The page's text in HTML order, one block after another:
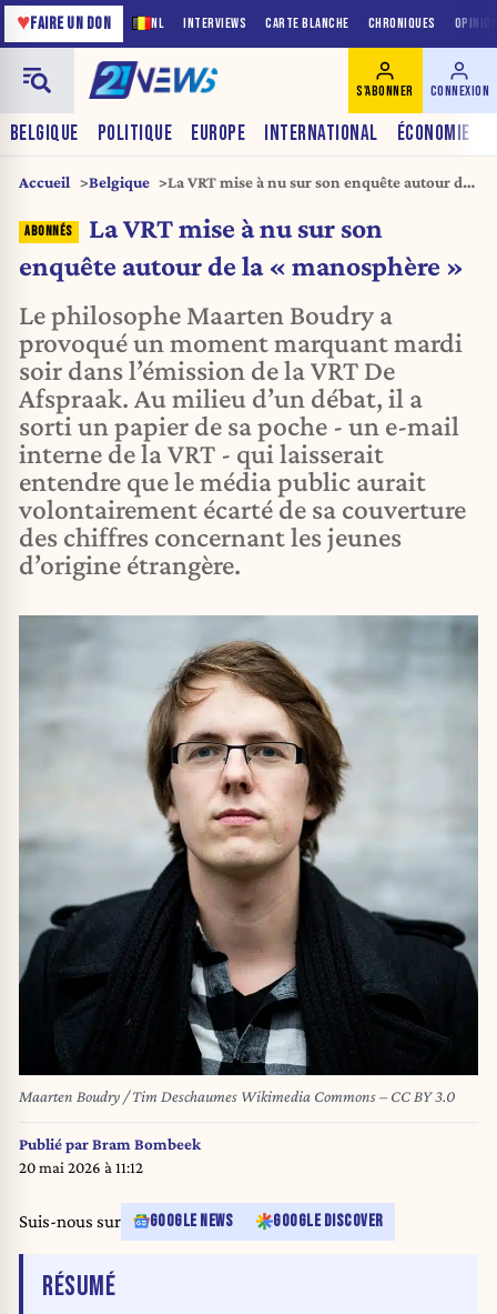
NL INTERVIEWS CARTE BLANCHE CHRONIQUES
♥FAIRE UN DON
BELGIQUE POLITIQUE EUROPE INTERNATIONAL ÉCONOMIE
S'ABONNER CONNEXION
Accueil Belgique
La VRT mise à nu sur son enquête autour de
La VRT mise à nu sur son
enquête autour de la « manosphère »
Le philosophe Maarten Boudry a
provoqué un moment marquant mardi
soir dans l’émission de la VRT De
Afspraak. Au milieu d’un débat, il a
sorti un papier de sa poche - un e-mail
interne de la VRT - qui laisserait
entendre que le média public aurait
volontairement écarté de sa couverture
des chiffres concernant les jeunes
d’origine étrangère.
Maarten Boudry / Tim Deschaumes Wikimedia Commons – CC BY 3.0
Publié parBram Bombeek
20 mai 2026 à 11:12
Suis-nous sur GOOGLE NEWS GOOGLE DISCOVER
RÉSUMÉDE L'ARTICLE